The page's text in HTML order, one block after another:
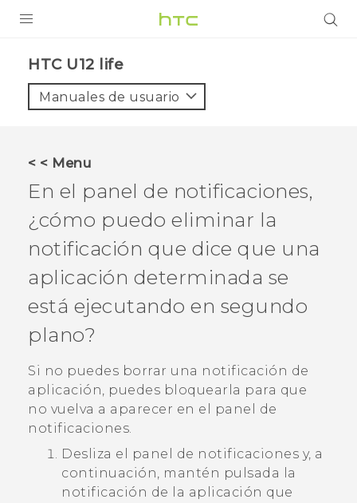
VIVE
VIVERSE
AYUDA
Dispositivos y accesorios HTC
Iniciar sesión
HTC U12 life‎
Manuales de usuario
< < Menu
En el panel de notificaciones,
¿cómo puedo eliminar la
notificación que dice que una
aplicación determinada se
está ejecutando en segundo
plano?
Si no puedes borrar una notificación de
aplicación, puedes bloquearla para que
no vuelva a aparecer en el panel de
notificaciones.
Desliza el panel de notificaciones y, a
continuación, mantén pulsada la
notificación de la aplicación que